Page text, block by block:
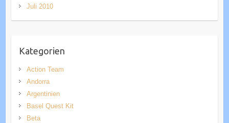
Juli 2010
Kategorien
Action Team
Andorra
Argentinien
Basel Quest Kit
Beta